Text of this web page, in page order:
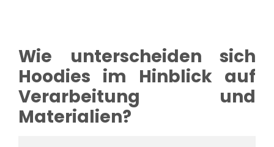
Wie unterscheiden sich
Hoodies im Hinblick auf
Verarbeitung und
Materialien?